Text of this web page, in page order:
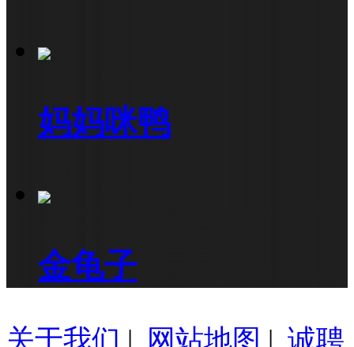
妈妈咪鸭
金龟子
关于我们 | 网站地图 | 诚聘